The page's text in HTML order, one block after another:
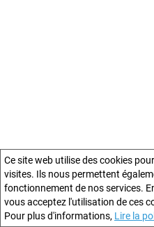
Ce site web utilise des cookies
visites. Ils nous permettent
fonctionnement de nos services.
vous acceptez l'utilisation de ces
Pour plus d'informations, Lire la